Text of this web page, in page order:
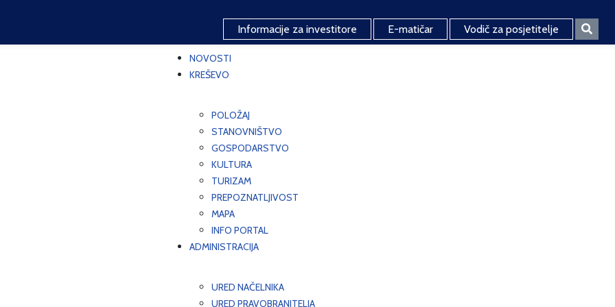
Informacije za investitore E-matičar Vodič za posjetitelje
NOVOSTI
KREŠEVO
POLOŽAJ
STANOVNIŠTVO
GOSPODARSTVO
KULTURA
TURIZAM
PREPOZNATLJIVOST
MAPA
INFO PORTAL
ADMINISTRACIJA
URED NAČELNIKA
URED PRAVOBRANITELJA